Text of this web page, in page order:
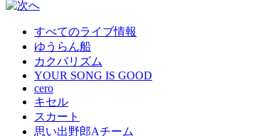
すべてのライブ情報
ゆうらん船
カクバリズム
YOUR SONG IS GOOD
cero
キセル
スカート
思い出野郎Aチーム